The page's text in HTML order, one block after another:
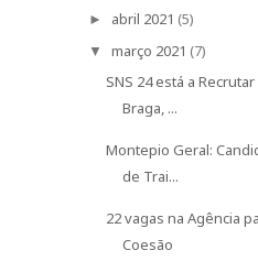
► abril 2021 (5)
▼ março 2021 (7)
SNS 24 está a
Braga, ...
Montepio Geral:
de Trai...
22 vagas na Agência
Coesão